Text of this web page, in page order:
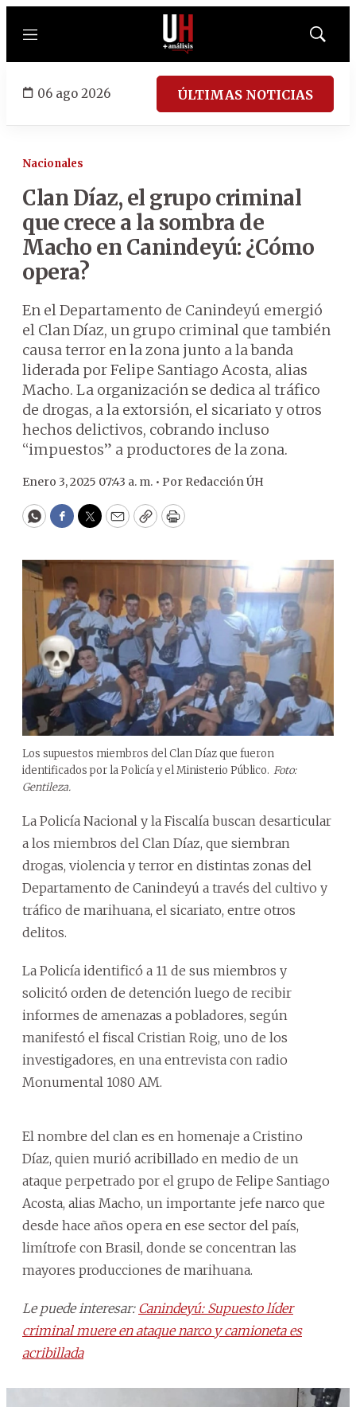
Menú
Mostrar
06 ago 2026 ÚLTIMAS NOTICIAS
Nacionales
Clan Díaz, el grupo criminal
que crece a la sombra de
Macho en Canindeyú: ¿Cómo
opera?
En el Departamento de Canindeyú emergió
el Clan Díaz, un grupo criminal que también
causa terror en la zona junto a la banda
liderada por Felipe Santiago Acosta, alias
Macho. La organización se dedica al tráfico
de drogas, a la extorsión, el sicariato y otros
hechos delictivos, cobrando incluso
“impuestos” a productores de la zona.
Enero 3, 2025 07:43 a. m. • Por Redacción ÚH
WhatsApp
Facebook
Twitter
EmailCopyPrint
Los supuestos miembros del Clan Díaz que fueron
identificados por la Policía y el Ministerio Público. Foto:
Gentileza.
La Policía Nacional y la Fiscalía buscan desarticular
a los miembros del Clan Díaz, que siembran
drogas, violencia y terror en distintas zonas del
Departamento de Canindeyú a través del cultivo y
tráfico de marihuana, el sicariato, entre otros
delitos.
La Policía identificó a 11 de sus miembros y
solicitó orden de detención luego de recibir
informes de amenazas a pobladores, según
manifestó el fiscal Cristian Roig, uno de los
investigadores, en una entrevista con radio
Monumental 1080 AM.
El nombre del clan es en homenaje a Cristino
Díaz, quien murió acribillado en medio de un
ataque perpetrado por el grupo de Felipe Santiago
Acosta, alias Macho, un importante jefe narco que
desde hace años opera en ese sector del país,
limítrofe con Brasil, donde se concentran las
mayores producciones de marihuana.
Le puede interesar: Canindeyú: Supuesto líder
criminal muere en ataque narco y camioneta es
acribillada